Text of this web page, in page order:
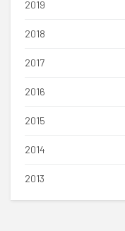
2019
2018
2017
2016
2015
2014
2013